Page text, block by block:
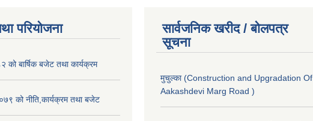
परियोजना
बार्षिक बजेट तथा कार्यक्रम
को नीति,कार्यक्रम तथा बजेट
सार्वजनिक खरीद / बोलपत्र
सूचना
मुचुल्का (Construction and Upgradation Of
Aakashdevi Marg Road )